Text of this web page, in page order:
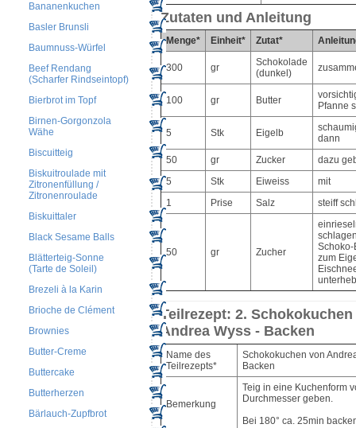
Bananenkuchen
Basler Brunsli
Baumnuss-Würfel
Beef Rendang
(Scharfer Rindseintopf)
Bierbrot im Topf
Birnen-Gorgonzola
Wähe
Biscuitteig
Biskuitroulade mit
Zitronenfüllung /
Zitronenroulade
Biskuittaler
Black Sesame Balls
Blätterteig-Sonne
(Tarte de Soleil)
Brezeli à la Karin
Brioche de Clément
Brownies
Butter-Creme
Buttercake
Butterherzen
Bärlauch-Zupfbrot
Zutaten und Anleitung
Menge* Einheit* Zutat*
300 gr
Schokolade
(dunkel)
100 gr Butter
Pfanne
5 Stk Eigelb
dann
50
gr Zucker
dazu
5
Stk Eiweiss
mit
1
Prise Salz steiff
50 gr Zucher
Schoko-
zum
Teilrezept: 2.
Andrea Wyss - Backen
Name des
Teilrezepts*
Schokokuchen von
Backen
Bemerkung
Teig in eine Kuchenform
Durchmesser geben.
Bei 180° ca. 25min